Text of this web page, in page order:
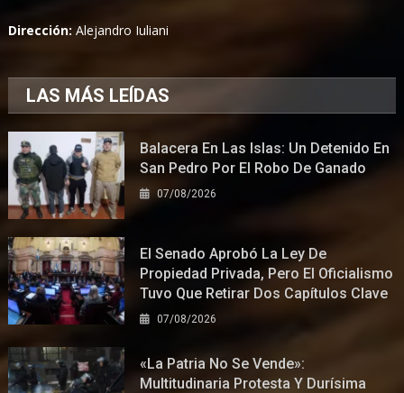
Dirección:Alejandro Iuliani
LAS MÁS LEÍDAS
Balacera En Las Islas: Un Detenido En
San Pedro Por El Robo De Ganado
07/08/2026
El Senado Aprobó La Ley De
Propiedad Privada, Pero El Oficialismo
Tuvo Que Retirar Dos Capítulos Clave
07/08/2026
«La Patria No Se Vende»:
Multitudinaria Protesta Y Durísima